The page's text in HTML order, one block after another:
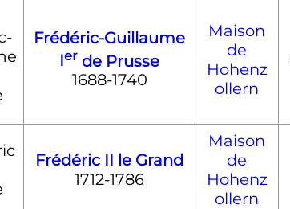
Frédéric-Guillaume
Ier de Prusse
1688-1740
Maison
de
Hohenz
ollern
Frédéric II le Grand
1712-1786
Maison
de
Hohenz
ollern